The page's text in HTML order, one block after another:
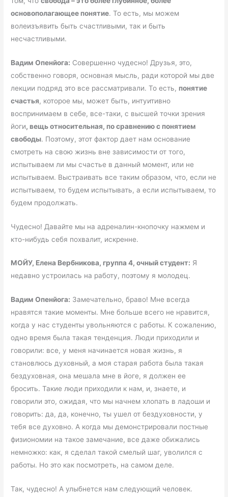
основополагающее понятие. То есть, мы можем
волеизъявить быть счастливыми, так и быть
несчастливыми.
Вадим Опенйога: Совершенно чудесно! Друзья, это,
собственно говоря, основная мысль, ради которой мы две
лекции подряд это все рассматривали. То есть, понятие
счастья, которое мы, может быть, интуитивно
воспринимаем в себе, все-таки, с высшей точки зрения
йоги, вещь относительная, по сравнению с понятием
свободы. Поэтому, этот фактор дает нам основание
смотреть на свою жизнь вне зависимости от того,
испытываем ли мы счастье в данный момент, или не
испытываем. Выстраивать все таким образом, что, если не
испытываем, то будем испытывать, а если испытываем, то
будем продолжать.
Чудесно! Давайте мы на адреналин-кнопочку нажмем и
кто-нибудь себя похвалит, искренне.
МОЙУ, Елена Вербникова, группа 4, очный студент: Я
недавно устроилась на работу, поэтому я молодец.
Вадим Опенйога: Замечательно, браво! Мне всегда
нравятся такие моменты. Мне больше всего не нравится,
когда у нас студенты увольняются с работы. К сожалению,
одно время была такая тенденция. Люди приходили и
говорили: все, у меня начинается новая жизнь, я
становлюсь духовный, а моя старая работа была такая
бездуховная, она мешала мне в йоге, я должен ее
бросить. Такие люди приходили к нам, и, знаете, и
говорили это, ожидая, что мы начнем хлопать в ладоши и
говорить: да, да, конечно, ты ушел от бездуховности, у
тебя все духовно. А когда мы демонстрировали постные
физиономии на такое замечание, все даже обижались
немножко: как, я сделал такой смелый шаг, уволился с
работы. Но это как посмотреть, на самом деле.
Так, чудесно! А улыбнется нам следующий человек.